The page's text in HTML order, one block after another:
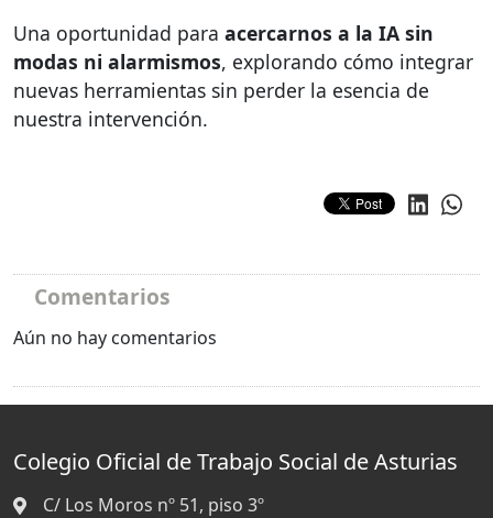
Una oportunidad para acercarnos a la IA sin
modas ni alarmismos, explorando cómo integrar
nuevas herramientas sin perder la esencia de
nuestra intervención.
Comentarios
Aún no hay comentarios
Colegio Oficial de Trabajo Social de Asturias
C/ Los Moros nº 51, piso 3º